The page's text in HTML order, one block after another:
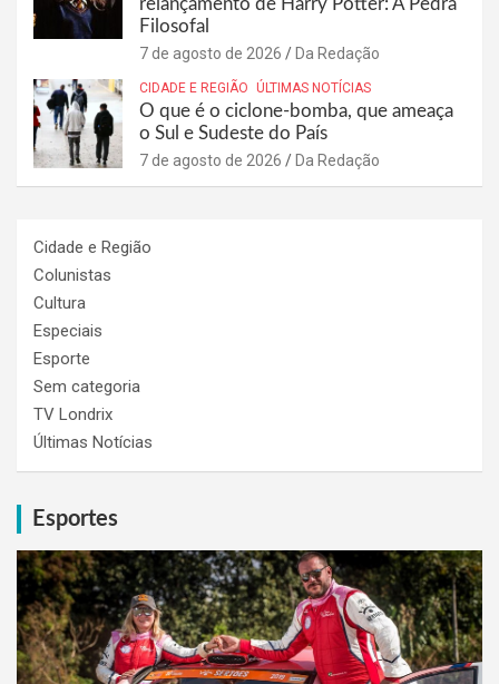
Filosofal
7 de agosto de 2026 Da Redação
CIDADE E REGIÃO ÚLTIMAS NOTÍCIAS
O que é o ciclone-bomba, que ameaça
o Sul e Sudeste do País
7 de agosto de 2026 Da Redação
Cidade e Região
Colunistas
Cultura
Especiais
Esporte
Sem categoria
TV Londrix
Últimas Notícias
Esportes